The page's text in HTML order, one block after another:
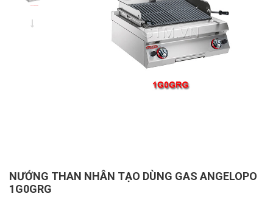
NƯỚNG THAN NHÂN TẠO DÙNG GAS ANGELOPO
1G0GRG